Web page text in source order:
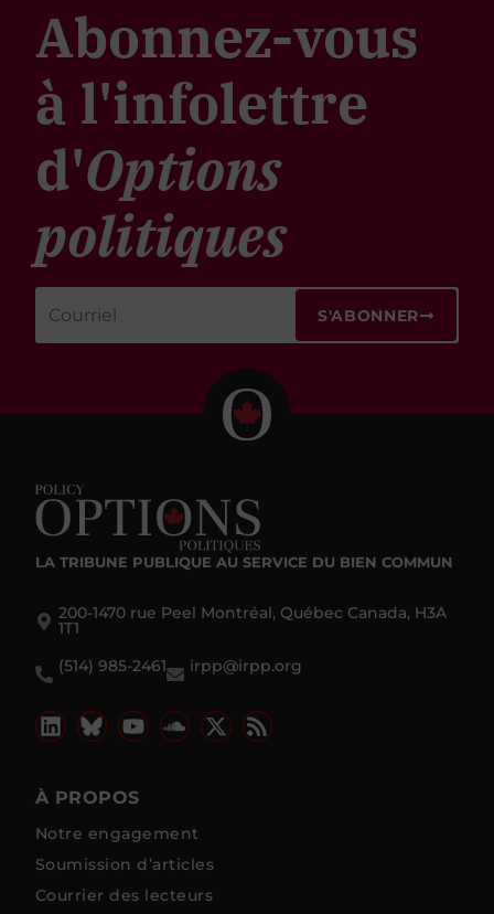
Abonnez-vous
à l'infolettre
d'Options
politiques
S'ABONNER
LA TRIBUNE PUBLIQUE AU SERVICE DU BIEN COMMUN
200-1470 rue Peel Montréal, Québec Canada, H3A
1T1
(514) 985-2461
irpp@irpp.org
À PROPOS
Notre engagement
Soumission d’articles
Courrier des lecteurs